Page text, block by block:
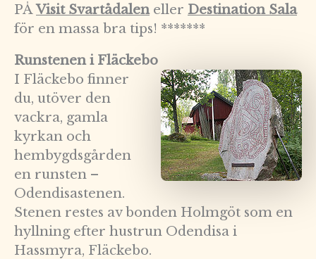
PÅVisit Svartådaleneller Destination Sala
för en massa bra tips! *******
Runstenen i Fläckebo
I Fläckebo finner
du, utöver den
vackra, gamla
kyrkan och
hembygdsgården
en runsten –
Odendisastenen.
Stenen restes av bonden Holmgöt som en
hyllning efter hustrun Odendisa i
Hassmyra, Fläckebo.